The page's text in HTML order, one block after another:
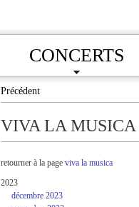
CONCERTS
Précédent
VIVA LA MUSICA
retourner à la page viva la musica
2023
décembre 2023